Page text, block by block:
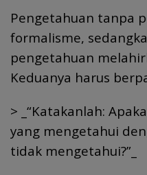
Pengetahuan tanpa
formalisme,
pengetahuan
Keduanya harus
> _“Katakanlah:
yang mengetahui
tidak mengetahui?”_